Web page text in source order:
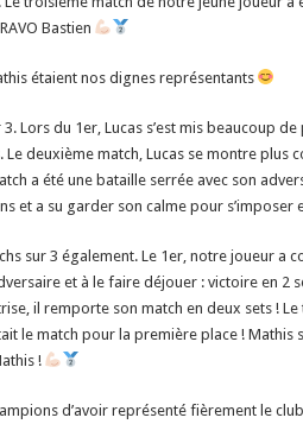
Bastien
étaient nos dignes représentants
Lors du 1er, Lucas s’est mis beaucoup
Le deuxième match, Lucas se montre plus
a été une bataille serrée avec son
et a su garder son calme pour s’imposer
sur 3 également. Le 1er, notre joueur a
et à le faire déjouer : victoire en 2
il remporte son match en deux sets !
le match pour la première place ! Mathis
!
d’avoir représenté fièrement le club